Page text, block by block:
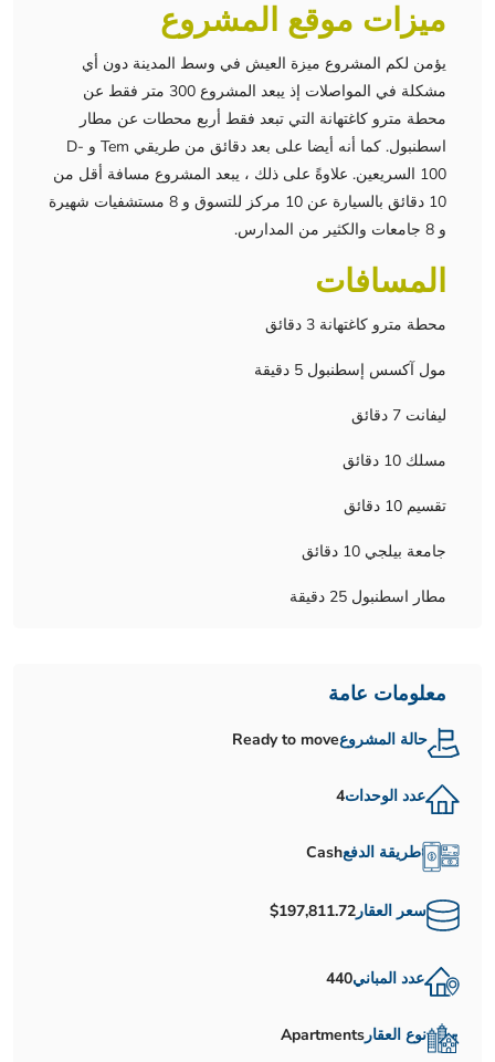
ميزات موقع المشروع
يؤمن لكم المشروع ميزة العيش في وسط المدينة دون أي
مشكلة في المواصلات إذ يبعد المشروع 300 متر فقط عن
محطة مترو كاغتهانة التي تبعد فقط أربع محطات عن مطار
اسطنبول. كما أنه أيضا على بعد دقائق من طريقي Tem و D-
100 السريعين. علاوةً على ذلك ، يبعد المشروع مسافة أقل من
10 دقائق بالسيارة عن 10 مركز للتسوق و 8 مستشفيات شهيرة
و 8 جامعات والكثير من المدارس.
المسافات
محطة مترو كاغتهانة 3 دقائق
مول آكسس إسطنبول 5 دقيقة
ليفانت 7 دقائق
مسلك 10 دقائق
تقسيم 10 دقائق
جامعة بيلجي 10 دقائق
مطار اسطنبول 25 دقيقة
معلومات عامة
حالة المشروعReady to move
عدد الوحدات4
طريقة الدفعCash
سعر العقار$197,811.72
عدد المباني440
نوع العقارApartments